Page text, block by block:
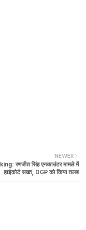
NEWER
रणजीत सिंह एनकाउंटर मामले में
हाईकोर्ट सख्त, DGP को किया तलब